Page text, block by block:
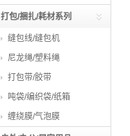
打包/捆扎/耗材系列
缝包线/缝包机
尼龙绳/塑料绳
打包带/胶带
吨袋/编织袋/纸箱
缠绕膜/气泡膜